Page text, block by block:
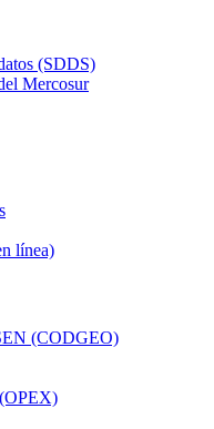
(SDDS)
Mercosur
línea)
(CODGEO)